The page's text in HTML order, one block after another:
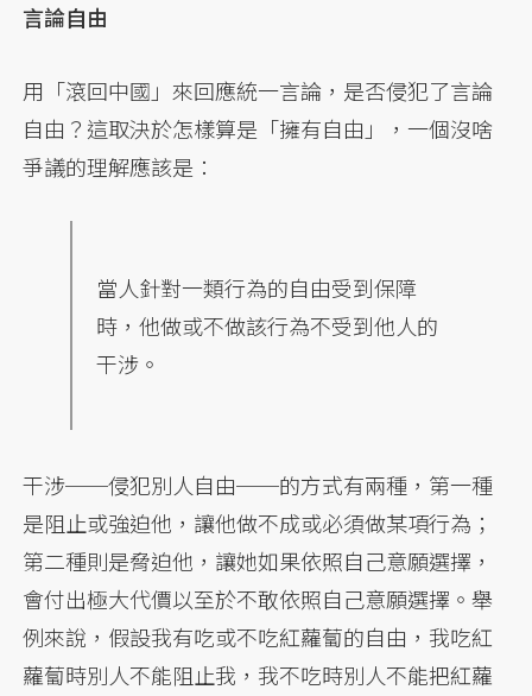
言論自由
用「滾回中國」來回應統一言論，是否侵犯了言論
自由？這取決於怎樣算是「擁有自由」，一個沒啥
爭議的理解應該是：
當人針對一類行為的自由受到保障
時，他做或不做該行為不受到他人的
干涉。
干涉──侵犯別人自由──的方式有兩種，第一種
是阻止或強迫他，讓他做不成或必須做某項行為；
第二種則是脅迫他，讓她如果依照自己意願選擇，
會付出極大代價以至於不敢依照自己意願選擇。舉
例來說，假設我有吃或不吃紅蘿蔔的自由，我吃紅
蘿蔔時別人不能阻止我，我不吃時別人不能把紅蘿